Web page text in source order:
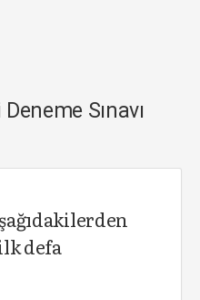
Sınavı
defa